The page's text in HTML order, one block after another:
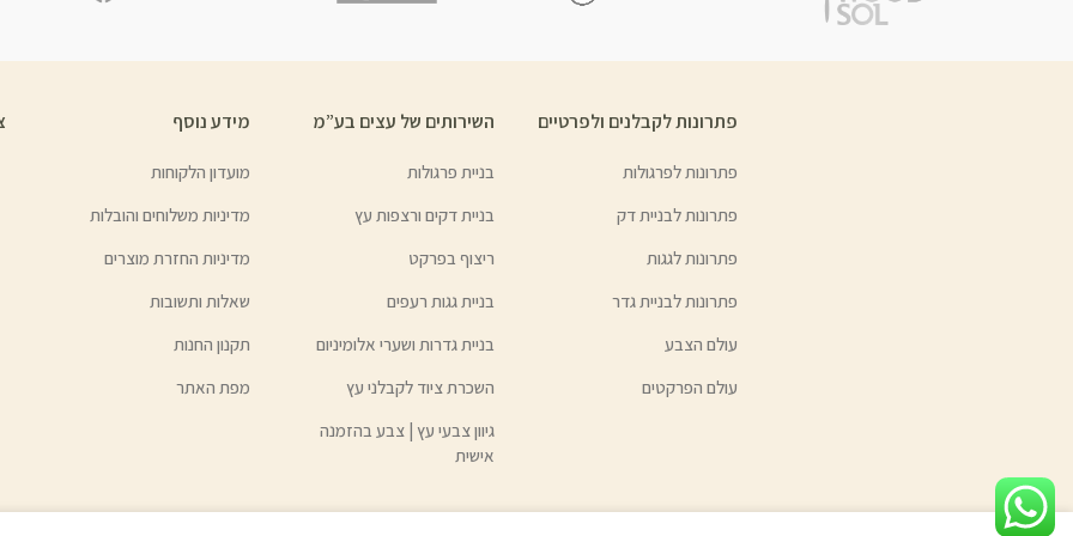
פתרונות לקבלנים ולפרטיים
פתרונות לפרגולות
פתרונות לבניית דק
פתרונות לגגות
פתרונות לבניית גדר
עולם הצבע
עולם הפרקטים
השירותים של עצים בע”מ
בניית פרגולות
בניית דקים ורצפות עץ
ריצוף בפרקט
בניית גגות רעפים
בניית גדרות ושערי אלומיניום
השכרת ציוד לקבלני עץ
גיוון צבעי עץ | צבע בהזמנה
אישית
מידע נוסף
מועדון הלקוחות
מדיניות משלוחים והובלות
מדיניות החזרת מוצרים
שאלות ותשובות
תקנון החנות
מפת האתר